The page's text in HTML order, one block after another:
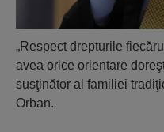
„Respect drepturile
avea orice orientare
susţinător al familiei
Orban.